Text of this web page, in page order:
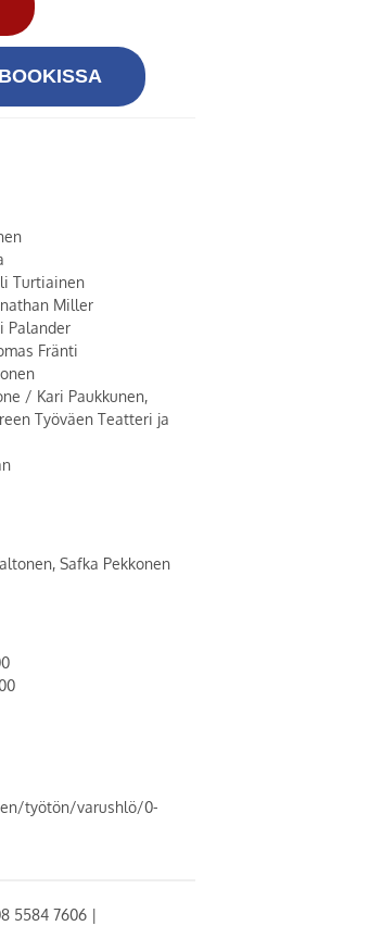
Turtiainen
Miller
Palander
Fränti
/ Kari Paukkunen,
Työväen Teatteri ja
Safka Pekkonen
työtön/varushlö/0-
5584 7606 |